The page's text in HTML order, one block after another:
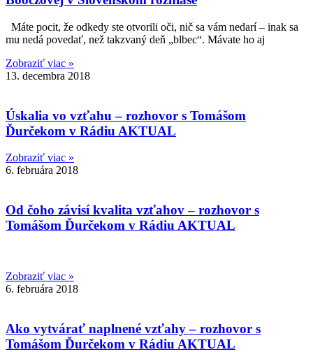
Máte pocit, že odkedy ste otvorili oči, nič sa vám nedarí – inak sa
mu nedá povedať, než takzvaný deň „blbec“. Mávate ho aj
Zobraziť viac »
13. decembra 2018
Úskalia vo vzťahu – rozhovor s Tomášom
Ďurčekom v Rádiu AKTUAL
Zobraziť viac »
6. februára 2018
Od čoho závisí kvalita vzťahov – rozhovor s
Tomášom Ďurčekom v Rádiu AKTUAL
Zobraziť viac »
6. februára 2018
Ako vytvárať naplnené vzťahy – rozhovor s
Tomášom Ďurčekom v Rádiu AKTUAL